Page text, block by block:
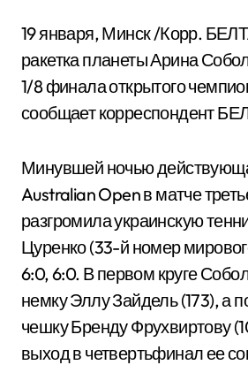
19 января, Минск /Корр.
ракетка планеты Арина
1/8 финала открытого
сообщает корреспондент
Минувшей ночью
Australian Open в матче
разгромила украинскую
Цуренко (33-й номер
6:0, 6:0. В первом круге
немку Эллу Зайдель (173), а
чешку Бренду Фрухвиртову
выход в четвертьфинал ее